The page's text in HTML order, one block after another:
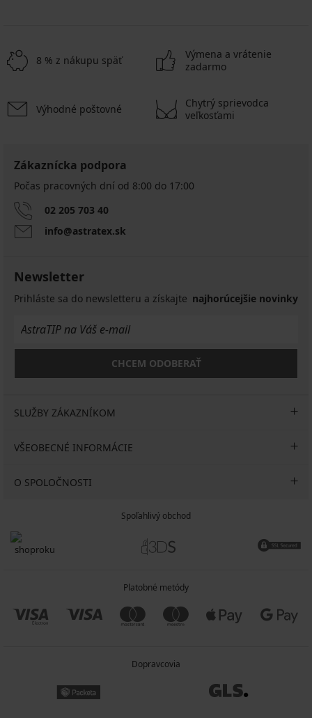
8 % z nákupu späť
Výmena a vrátenie
zadarmo
Výhodné poštovné
Chytrý sprievodca
veľkosťami
Zákaznícka podpora
Počas pracovných dní od 8:00 do 17:00
02 205 703 40
info@astratex.sk
Newsletter
Prihláste sa do newsletteru a získajte najhorúcejšie novinky
CHCEM ODOBERAŤ
SLUŽBY ZÁKAZNÍKOM
VŠEOBECNÉ INFORMÁCIE
O SPOLOČNOSTI
Spoľahlivý obchod
Platobné metódy
Dopravcovia